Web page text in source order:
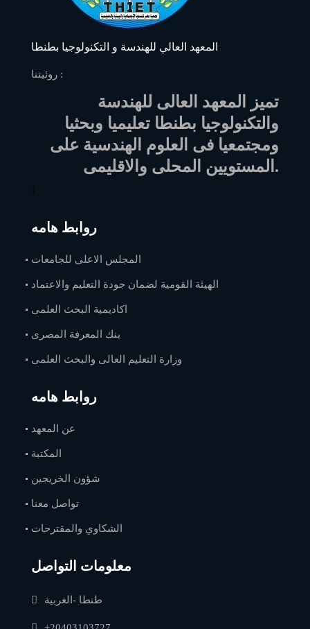
المعهد العالي للهندسة و التكنولوجيا بطنطا
روئيتنا :
والتكنولوجيا بطنطا تعليميا وبحثيا
ومجتمعيا فى العلوم الهندسية على
المستويين المحلى والاقليمى.
روابط هامه
المجلس الاعلى للجامعات
الهيئة القومية لضمان جودة التعليم والاعتماد
اكاديمية البحث العلمى
بنك المعرفة المصرى
وزارة التعليم العالى والبحث العلمى
روابط هامه
عن المعهد
المكتبة
شؤون الخريجين
تواصل معنا
الشكاوي والمقترحات
معلومات التواصل
طنطا -الغربية